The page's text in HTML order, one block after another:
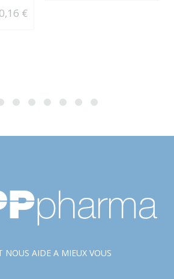
€
NOUS AIDE A MIEUX VOUS